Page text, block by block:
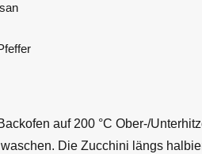
auf 200 °C Ober-/
Die Zucchini längs